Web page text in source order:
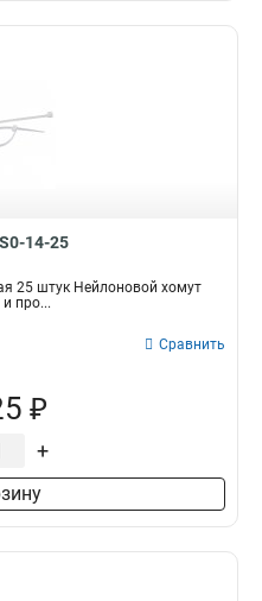
14-25
25 штук Нейлоновой хомут
про...
Сравнить
₽
+